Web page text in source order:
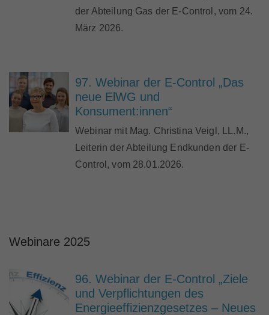
der Abteilung Gas der E-Control, vom 24.
März 2026.
97. Webinar der E-Control „Das
neue ElWG und
Konsument:innen“
Webinar mit Mag. Christina Veigl, LL.M.,
Leiterin der Abteilung Endkunden der E-
Control, vom 28.01.2026.
Webinare 2025
96. Webinar der E-Control „Ziele
und Verpflichtungen des
Energieeffizienzgesetzes – Neues